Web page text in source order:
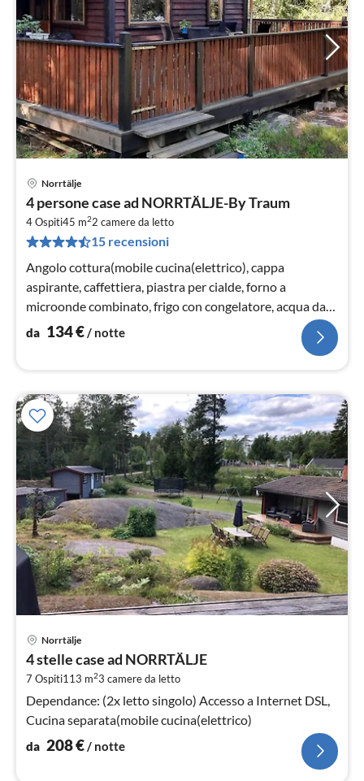
Norrtälje
4 persone case ad NORRTÄLJE-By Traum
4 Ospiti45 m22 camere da letto
15 recensioni
Angolo cottura(mobile cucina(elettrico), cappa
aspirante, caffettiera, piastra per cialde, forno a
microonde combinato, frigo con congelatore, acqua dal
pozzo)
da 134€/ notte
Norrtälje
4 stelle case ad NORRTÄLJE
7 Ospiti113 m23 camere da letto
Dependance: (2x letto singolo) Accesso a Internet DSL,
Cucina separata(mobile cucina(elettrico)
da 208€/ notte